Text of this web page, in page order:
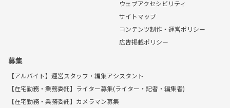
ウェブアクセシビリティ
サイトマップ
コンテンツ制作・運営ポリシー
広告掲載ポリシー
募集
【アルバイト】運営スタッフ・編集アシスタント
【在宅勤務・業務委託】ライター募集(ライター・記者・編集者)
【在宅勤務・業務委託】カメラマン募集